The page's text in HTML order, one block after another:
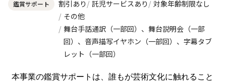
鑑賞サポート 割引あり 託児サービスあり
対象年齢制限なし
その他
舞台手話通訳（一部回）、舞台説明会（一部
回）、音声描写イヤホン（一部回）、字幕タブ
レット（一部回）
本事業の鑑賞サポートは、誰もが芸術文化に触れること